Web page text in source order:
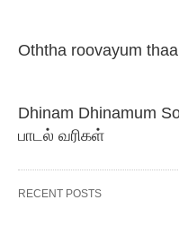
Oththa roovayum
Dhinam Dhinamum
பாடல் வரிகள்
RECENT POSTS